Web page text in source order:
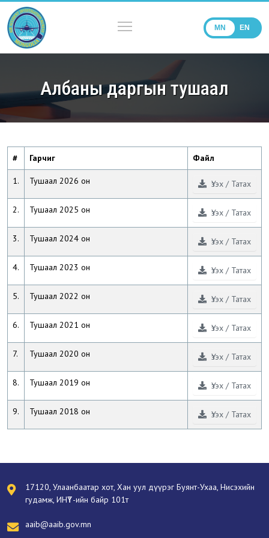
MN EN
Албаны даргын тушаал
# Гарчиг Файл
1. Тушаал 2026 он Үзэх / Татах
2. Тушаал 2025 он Үзэх / Татах
3. Тушаал 2024 он Үзэх / Татах
4. Тушаал 2023 он Үзэх / Татах
5. Тушаал 2022 он Үзэх / Татах
6. Тушаал 2021 он Үзэх / Татах
7. Тушаал 2020 он Үзэх / Татах
8. Тушаал 2019 он Үзэх / Татах
9. Тушаал 2018 он Үзэх / Татах
17120, Улаанбаатар хот, Хан уул дүүрэг Буянт-Ухаа, Нисэхийн
гудамж, ИНҮТ-ийн байр 101т
aaib@aaib.gov.mn